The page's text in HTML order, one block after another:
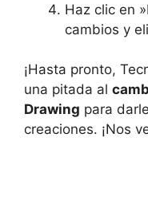
Haz clic en
cambios y
¡Hasta ‍pronto,
una pitada al
Drawing para
creaciones. ¡Nos